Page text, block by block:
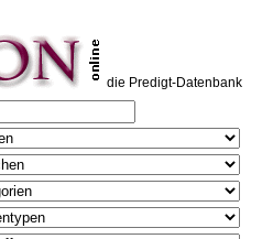
die Predigt-Datenbank